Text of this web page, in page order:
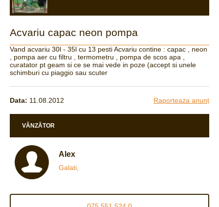
Acvariu capac neon pompa
Vand acvariu 30l - 35l cu 13 pesti Acvariu contine : capac , neon
, pompa aer cu filtru , termometru , pompa de scos apa ,
curatator pt geam si ce se mai vede in poze (accept si unele
schimburi cu piaggio sau scuter
Data: 11.08.2012 Raporteaza anunț
VÂNZĂTOR
Alex
Galati,